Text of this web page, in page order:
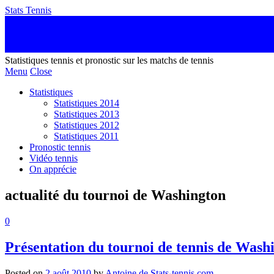
Stats Tennis
Statistiques tennis et pronostic sur les matchs de tennis
Menu Close
Statistiques
Statistiques 2014
Statistiques 2013
Statistiques 2012
Statistiques 2011
Pronostic tennis
Vidéo tennis
On apprécie
actualité du tournoi de Washington
0
Présentation du tournoi de tennis de